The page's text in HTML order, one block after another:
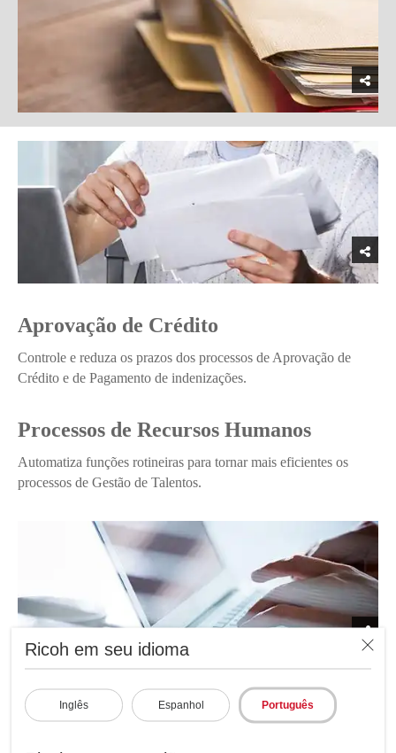
Ricoh em seu idioma
Inglês Espanhol Português
Aprovação de Crédito
Controle e reduza os prazos dos processos de Aprovação de
Crédito e de Pagamento de indenizações.
Processos de Recursos Humanos
Automatiza funções rotineiras para tornar mais eficientes os
processos de Gestão de Talentos.